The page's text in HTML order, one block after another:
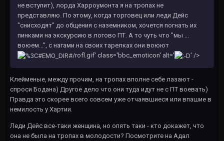
не вступит), лорда Харроумонта я на тропах не
представляю. По этому, когда торговец или леди Дейс
"снисходят" до общения с наземником, хочется погнать их
пинками на экскурсию в логово ПТ. А то чуть что "мы ...
воюем...", с нагами на своих тарелках они воюют
/rofl.gif' class='bbc_emoticon' alt='
' />
Клейменые, между прочим, на тропах вполне себе лазают -
спроси Бодана) Другое дело что они туда идут не с ПТ воевать)
Правда это скорее всего совсем уже отчаявшиеся или впашие в
немилость у Хартии.
Леди Дейс все-таки женщина, но опять таки - кто докажет, что
она не была на тропах в молодости? Посмотрите на Адал